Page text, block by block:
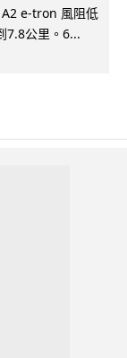
e-tron 風阻低
7.8公里。6...